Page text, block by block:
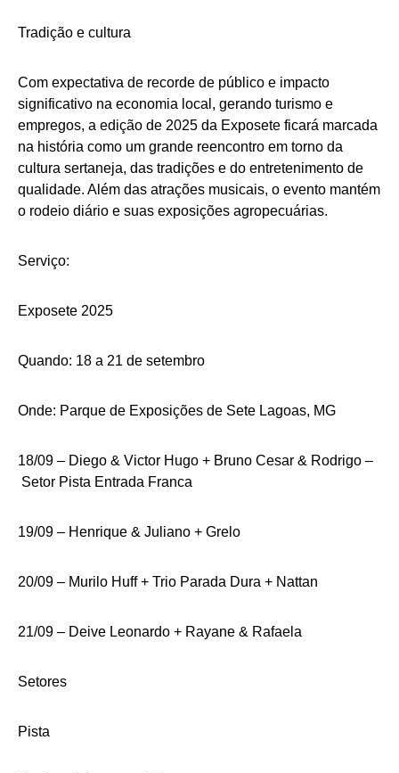
Tradição e cultura
Com expectativa de recorde de público e impacto
significativo na economia local, gerando turismo e
empregos, a edição de 2025 da Exposete ficará marcada
na história como um grande reencontro em torno da
cultura sertaneja, das tradições e do entretenimento de
qualidade. Além das atrações musicais, o evento mantém
o rodeio diário e suas exposições agropecuárias.
Serviço:
Exposete 2025
Quando: 18 a 21 de setembro
Onde: Parque de Exposições de Sete Lagoas, MG
18/09 – Diego & Victor Hugo + Bruno Cesar & Rodrigo –
Setor Pista Entrada Franca
19/09 – Henrique & Juliano + Grelo
20/09 – Murilo Huff + Trio Parada Dura + Nattan
21/09 – Deive Leonardo + Rayane & Rafaela
Setores
Pista